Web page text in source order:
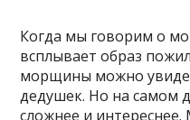
Когда мы говорим о
всплывает образ
морщины можно
дедушек. Но на самом
сложнее и